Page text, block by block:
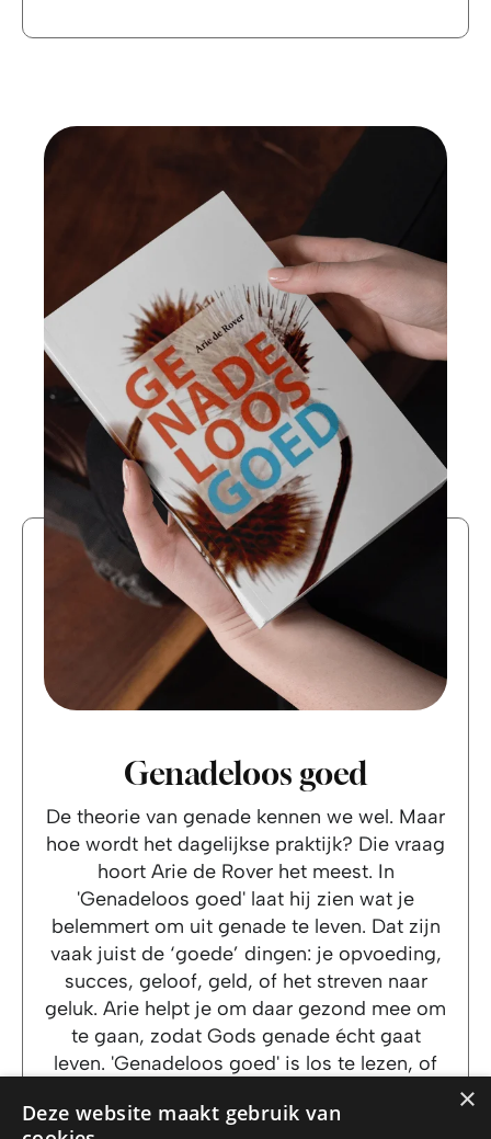
Genadeloos goed
De theorie van genade kennen we wel. Maar
hoe wordt het dagelijkse praktijk? Die vraag
hoort Arie de Rover het meest. In
'Genadeloos goed' laat hij zien wat je
belemmert om uit genade te leven. Dat zijn
vaak juist de ‘goede’ dingen: je opvoeding,
succes, geloof, geld, of het streven naar
geluk. Arie helpt je om daar gezond mee om
te gaan, zodat Gods genade écht gaat
leven. 'Genadeloos goed' is los te lezen, of
×
Deze website maakt gebruik van